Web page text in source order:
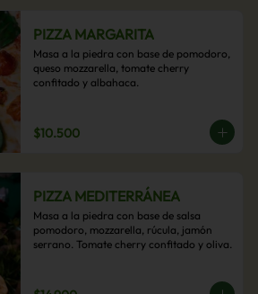
PIZZA MARGARITA
Masa a la piedra con base de pomodoro,
queso mozzarella, tomate cherry
confitado y albahaca.
$10.500
PIZZA MEDITERRÁNEA
Masa a la piedra con base de salsa
pomodoro, mozzarella, rúcula, jamón
serrano. Tomate cherry confitado y oliva.